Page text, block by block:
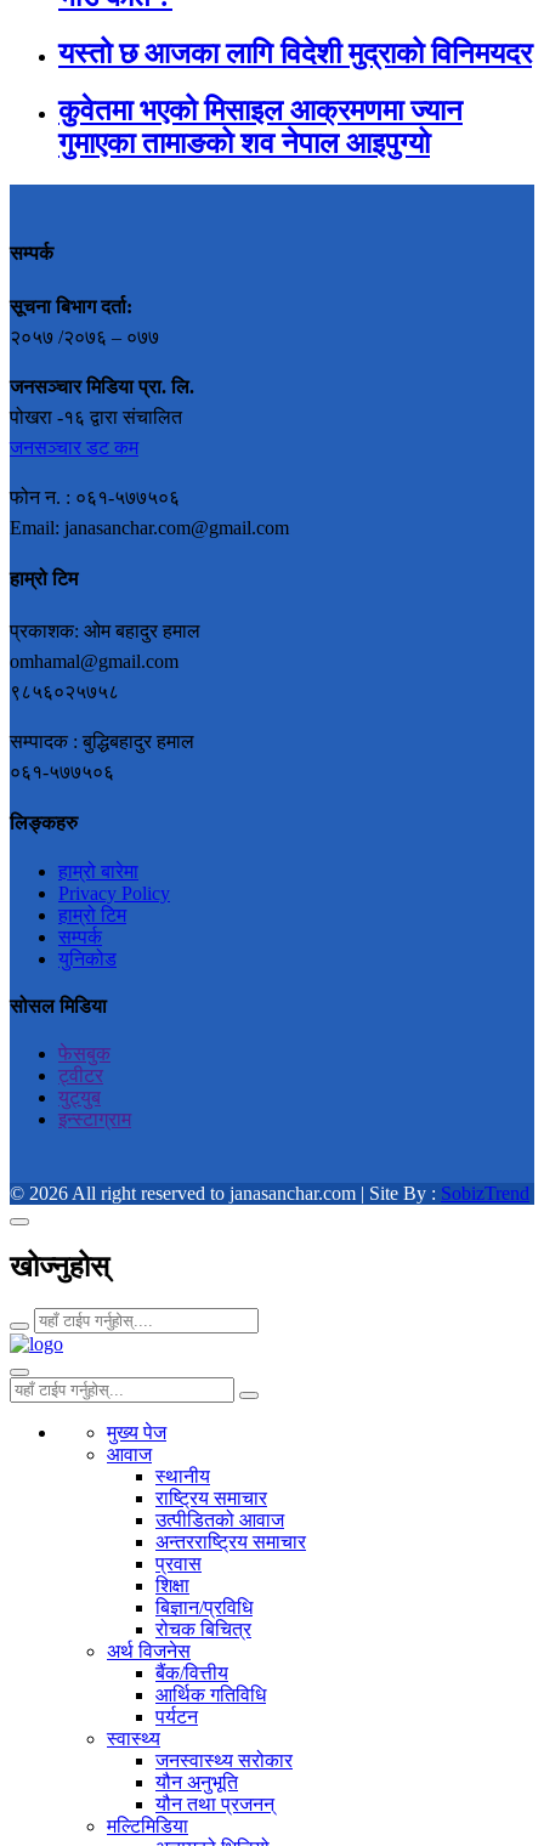
यस्तो छ आजका लागि विदेशी मुद्राको विनिमयदर
कुवेतमा भएको मिसाइल आक्रमणमा ज्यान
गुमाएका तामाङको शव नेपाल आइपुग्यो
सम्पर्क
सूचना बिभाग दर्ता:
२०५७ /२०७६ – ०७७
जनसञ्चार मिडिया प्रा. लि.
पोखरा -१६ द्वारा संचालित
जनसञ्चार डट कम
फोन न. : ०६१-५७७५०६
Email: janasanchar.com@gmail.com
हाम्रो टिम
प्रकाशक: ओम बहादुर हमाल
omhamal@gmail.com
९८५६०२५७५८
सम्पादक : बुद्धिबहादुर हमाल
०६१-५७७५०६
लिङ्कहरु
हाम्रो बारेमा
Privacy Policy
हाम्रो टिम
सम्पर्क
युनिकोड
सोसल मिडिया
फेसबुक
ट्वीटर
युट्युब
इन्स्टाग्राम
© 2026 All right reserved to janasanchar.com | Site By : SobizTrend
खोज्नुहोस्
मुख्य पेज
आवाज
स्थानीय
राष्ट्रिय समाचार
उत्पीडितको आवाज
अन्तरराष्ट्रिय समाचार
प्रवास
शिक्षा
बिज्ञान/प्रविधि
रोचक बिचित्र
अर्थ विजनेस
बैंक/वित्तीय
आर्थिक गतिविधि
पर्यटन
स्वास्थ्य
जनस्वास्थ्य सरोकार
यौन अनुभूति
यौन तथा प्रजनन्
मल्टिमिडिया